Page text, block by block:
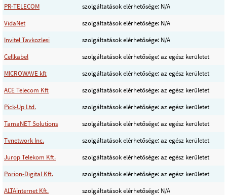
PR-TELECOM
szolgáltatások elérhetősége: N/A
VidaNet
szolgáltatások elérhetősége: N/A
Invitel Tavkozlesi
szolgáltatások elérhetősége: N/A
Cellkabel
szolgáltatások elérhetősége: az egész kerületet
MICROWAVE kft
szolgáltatások elérhetősége: az egész kerületet
ACE Telecom Kft
szolgáltatások elérhetősége: az egész kerületet
Pick-Up Ltd.
szolgáltatások elérhetősége: az egész kerületet
TamaNET Solutions
szolgáltatások elérhetősége: az egész kerületet
Tvnetwork Inc.
szolgáltatások elérhetősége: az egész kerületet
Jurop Telekom Kft.
szolgáltatások elérhetősége: az egész kerületet
Porion-Digital Kft.
szolgáltatások elérhetősége: az egész kerületet
ALTAinternet Kft.
szolgáltatások elérhetősége: N/A